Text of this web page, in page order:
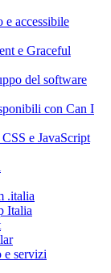
e accessibile
e Graceful
del software
con Can I
e JavaScript
.italia
Italia
e servizi